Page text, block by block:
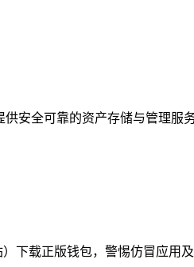
安全可靠的资产存储与管理服
下载正版钱包，警惕仿冒应用